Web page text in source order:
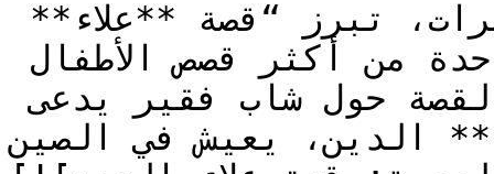
شهرة وإثارة. تدور أحداث القصة حول شاب فقير يدعى
الدين، يعيش في الصين…